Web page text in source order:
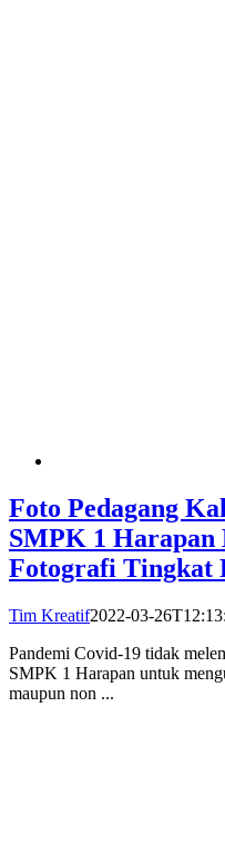
Foto Pedagang
SMPK 1
Fotografi Tingkat
Tim Kreatif2022-03-
Pandemi Covid-19 tidak
SMPK 1 Harapan untuk
maupun non ...